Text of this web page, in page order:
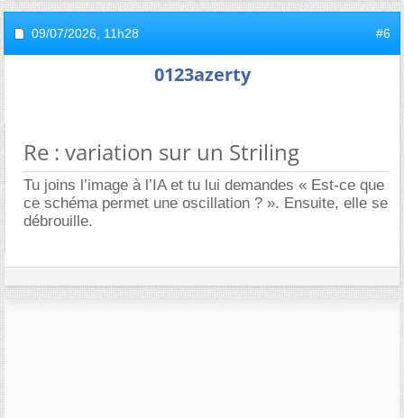
09/07/2026, 11h28 #6
0123azerty
Re : variation sur un Striling
Tu joins l’image à l’IA et tu lui demandes « Est-ce que
ce schéma permet une oscillation ? ». Ensuite, elle se
débrouille.